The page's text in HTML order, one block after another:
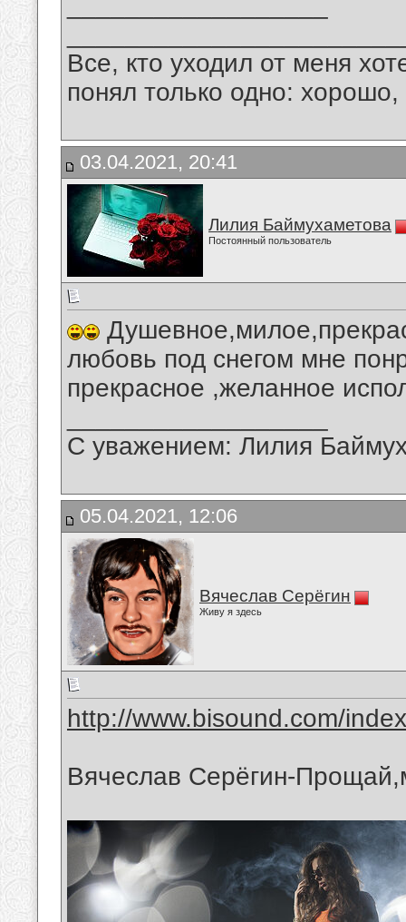
Все, кто уходил от меня
понял только одно:
03.04.2021, 20:41
Лилия Баймухаметова
Постоянный пользователь
любовь под снегом мне
прекрасное ,желанное
С уважением: Лилия
05.04.2021, 12:06
Вячеслав Серёгин
Живу я здесь
http://www.bisound.com/
Вячеслав Серёгин-